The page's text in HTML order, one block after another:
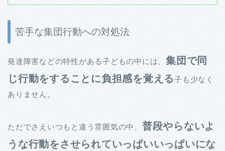
苦手な集団行動への対処法
発達障害などの特性がある子どもの中には、集団で同
じ行動をすることに負担感を覚える子も少なく
ありません。
ただでさえいつもと違う雰囲気の中、 普段やらないよ
うな行動をさせられていっぱいいっぱいにな